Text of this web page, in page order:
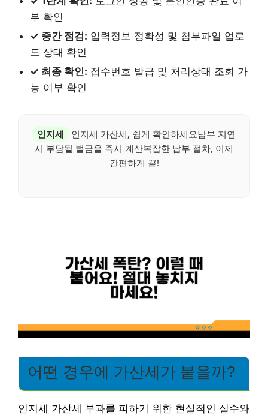
부 확인
✓ 중간 점검: 입력정보 정확성 및 첨부파일 업로
드 상태 확인
✓ 최종 확인: 접수번호 발급 및 처리상태 조회 가
능 여부 확인
인지세
인지세 가산세, 쉽게 확인하세요납부 지연
시 부담될 벌금을 즉시 계산복잡한 납부 절차, 이제
간편하게 끝!
어떤 경우에 가산세가 붙을까?
인지세 가산세 부과를 피하기 위한 현실적인 실수와